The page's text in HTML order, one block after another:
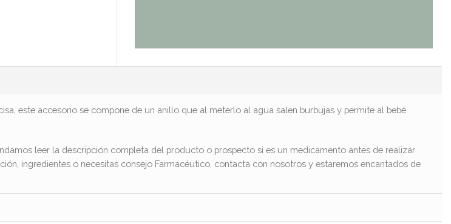
este accesorio se compone de un anillo que al meterlo al agua salen burbujas y permite al bebé
leer la descripción completa del producto o prospecto si es un medicamento antes de realizar
ingredientes o necesitas consejo Farmacéutico, contacta con nosotros y estaremos encantados de